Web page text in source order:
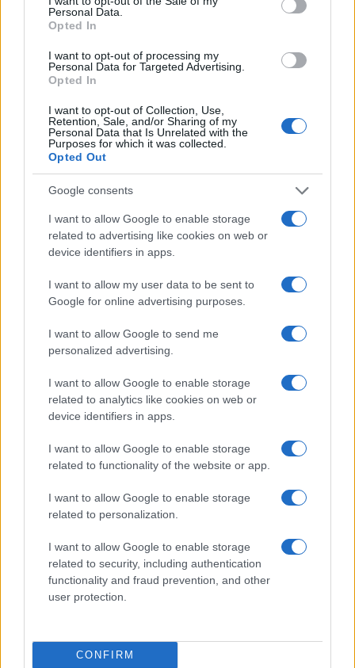
Personal Data.
Opted In
I want to opt-out of processing my
Personal Data for Targeted Advertising.
Opted In
I want to opt-out of Collection, Use,
Retention, Sale, and/or Sharing of my
Personal Data that Is Unrelated with the
Purposes for which it was collected.
Opted Out
Google consents
I want to allow Google to enable storage
related to advertising like cookies on web or
device identifiers in apps.
I want to allow my user data to be sent to
Google for online advertising purposes.
I want to allow Google to send me
personalized advertising.
I want to allow Google to enable storage
related to analytics like cookies on web or
device identifiers in apps.
I want to allow Google to enable storage
related to functionality of the website or app.
I want to allow Google to enable storage
related to personalization.
I want to allow Google to enable storage
related to security, including authentication
functionality and fraud prevention, and other
user protection.
CONFIRM
Gallura, finti clienti svuotano le suite: furto da
50mila nel resort
Meteo Olbia 7 agosto, sole e caldo tornano
protagonisti
Test tunnel Olbia: rampe chiuse ancora fino a
Aggius conquista la classifica delle mete più
NECROLOGIE
Mario Malu
Paolo Pinna
Martina Agostina Diturco